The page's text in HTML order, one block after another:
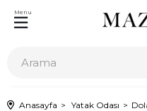
Menu
Anasayfa Yatak Odası